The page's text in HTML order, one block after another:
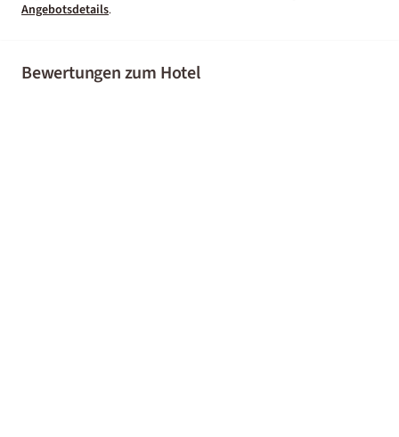
Angebotsdetails.
Bewertungen zum Hotel